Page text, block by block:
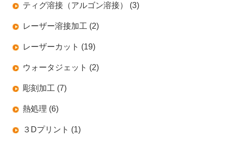
ティグ溶接（アルゴン溶接） (3)
レーザー溶接加工 (2)
レーザーカット (19)
ウォータジェット (2)
彫刻加工 (7)
熱処理 (6)
３Dプリント (1)